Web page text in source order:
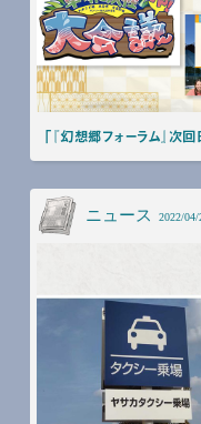
「『幻想郷フォーラム』次
ニュース 2022/04/